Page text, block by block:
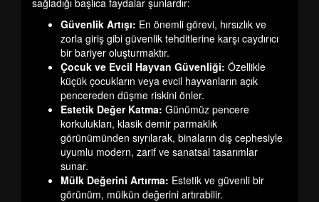
sağladığı başlıca faydalar şunlardır:
Güvenlik Artışı: En önemli görevi, hırsızlık ve
zorla giriş gibi güvenlik tehditlerine karşı caydırıcı
bir bariyer oluşturmaktır.
Çocuk ve Evcil Hayvan Güvenliği: Özellikle
küçük çocukların veya evcil hayvanların açık
pencereden düşme riskini önler.
Estetik Değer Katma: Günümüz pencere
korkulukları, klasik demir parmaklık
görünümünden sıyrılarak, binaların dış cephesiyle
uyumlu modern, zarif ve sanatsal tasarımlar
sunar.
Mülk Değerini Artırma: Estetik ve güvenli bir
görünüm, mülkün değerini artırabilir.